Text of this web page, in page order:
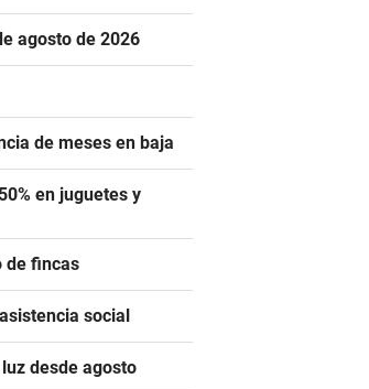
agosto de 2026
de meses en baja
en juguetes y
de fincas
social
desde agosto